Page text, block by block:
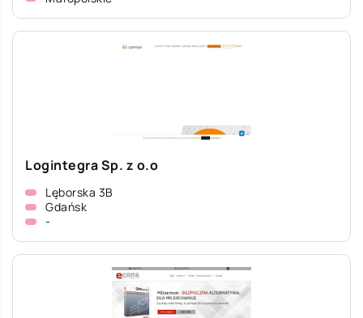
Logintegra Sp. z o.o
Lęborska 3B
Gdańsk
-